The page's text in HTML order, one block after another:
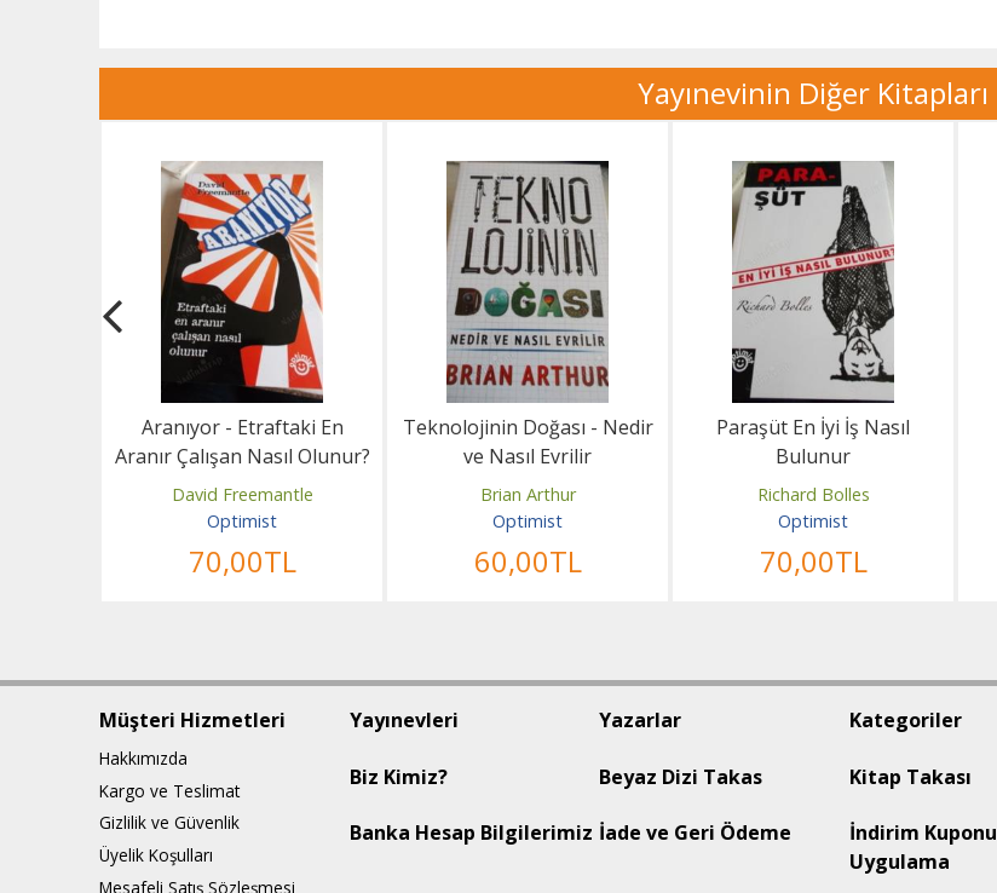
Yayınevinin Diğer Kitapları
Aranıyor - Etraftaki En
Aranır Çalışan Nasıl Olunur?
David Freemantle
Optimist
70,00TL
Teknolojinin Doğası - Nedir
ve Nasıl Evrilir
Brian Arthur
Optimist
60,00TL
Paraşüt En İyi İş Nasıl
Bulunur
Richard Bolles
Optimist
70,00TL
Müşteri Hizmetleri
Hakkımızda
Kargo ve Teslimat
Gizlilik ve Güvenlik
Üyelik Koşulları
Mesafeli Satış Sözleşmesi
Yayınevleri Yazarlar Kategoriler
Biz Kimiz? Beyaz Dizi Takas Kitap Takası
Banka Hesap Bilgilerimiz İade ve Geri Ödeme
İndirim Kuponu
Uygulama